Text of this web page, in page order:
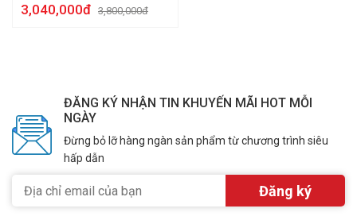
3,040,000đ 3,800,000đ
ĐĂNG KÝ NHẬN TIN KHUYẾN MÃI HOT MỖI
NGÀY
Đừng bỏ lỡ hàng ngàn sản phẩm từ chương trình siêu
hấp dẫn